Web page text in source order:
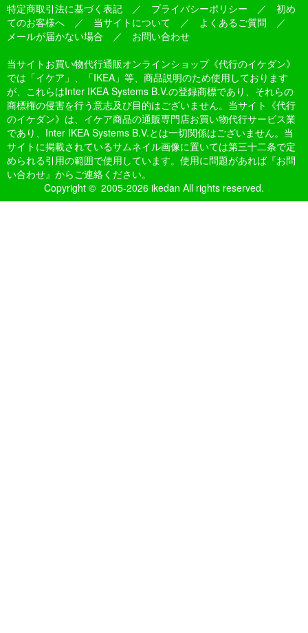
特定商取引法に基づく表記 ／ プライバシーポリシー ／ 初め
てのお客様へ ／ 当サイトについて ／ よくあるご質問 ／
メールが届かない場合 ／ お問い合わせ
当サイトお買い物代行通販オンラインショップ《代行のイケダン》
では「イケア」、「IKEA」等、商品説明のため使用しております
が、これらはInter IKEA Systems B.V.の登録商標であり、それらの
商標権の侵害を行う意志及び目的はございません。当サイト《代行
のイケダン》は、イケア商品の通販専門店お買い物代行サービス業
であり、Inter IKEA Systems B.V.とは一切関係はございません。当
サイトに掲載されているサムネイル画像に置いては第三十二条で定
められる引用の範囲で使用しています。使用に問題があれば『お問
い合わせ』からご連絡ください。
Copyright © 2005-2026 ikedan All rights reserved.